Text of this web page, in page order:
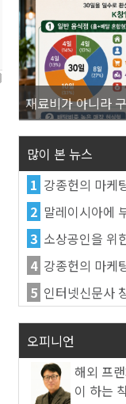
많이 본 뉴스
1 강종헌의 마케팅,
2 말레이시아에 부는 케이
3 소상공인을 위한 전자
4 강종헌의 마케팅, 검색 엔진 최적
5 인터넷신문사
오피니언
해외 프
이 하는